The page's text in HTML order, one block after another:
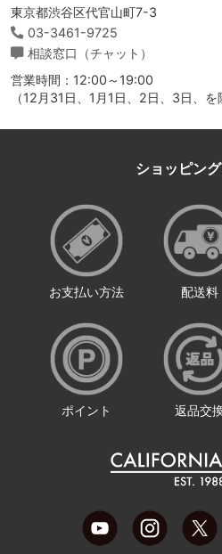
東京都渋谷区代官山町7-3
03-3461-9725
相談窓口（チャット）
営業時間：12:00～19:00
（12月31日、1月1日、2日、3日、を
ショッピン
お支払い方法 配送料
ポイント 返品交